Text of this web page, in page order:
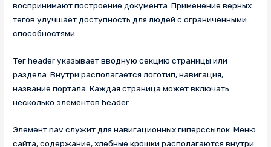
воспринимают построение документа. Применение верных
тегов улучшает доступность для людей с ограниченными
способностями.
Тег header указывает вводную секцию страницы или
раздела. Внутри располагается логотип, навигация,
название портала. Каждая страница может включать
несколько элементов header.
Элемент nav служит для навигационных гиперссылок. Меню
сайта, содержание, хлебные крошки располагаются внутри